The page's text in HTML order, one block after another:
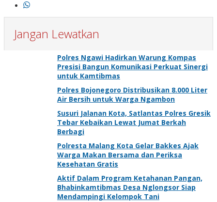
Jangan Lewatkan
Polres Ngawi Hadirkan Warung Kompas
Presisi Bangun Komunikasi Perkuat Sinergi
untuk Kamtibmas
Polres Bojonegoro Distribusikan 8.000 Liter
Air Bersih untuk Warga Ngambon
Susuri Jalanan Kota, Satlantas Polres Gresik
Tebar Kebaikan Lewat Jumat Berkah
Berbagi
Polresta Malang Kota Gelar Bakkes Ajak
Warga Makan Bersama dan Periksa
Kesehatan Gratis
Aktif Dalam Program Ketahanan Pangan,
Bhabinkamtibmas Desa Nglongsor Siap
Mendampingi Kelompok Tani